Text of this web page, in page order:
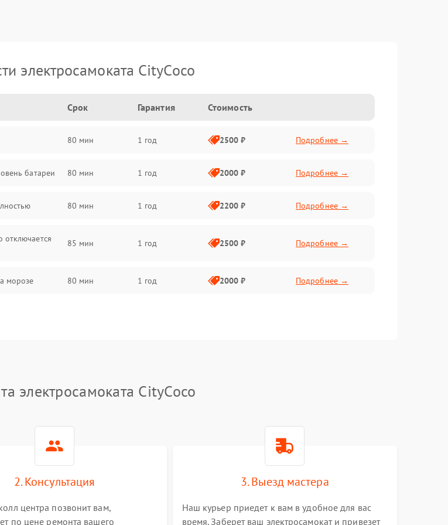
электросамоката CityCoco
Срок Гарантия Стоимость
80 мин 1 год 2500 ₽ Подробнее →
батареи 80 мин 1 год 2000 ₽ Подробнее →
80 мин 1 год 2200 ₽ Подробнее →
отключается
85 мин 1 год 2500 ₽ Подробнее →
морозе 80 мин 1 год 2000 ₽ Подробнее →
электросамоката CityCoco
2. Консультация
центра позвонит вам,
по цене ремонта вашего
3. Выезд мастера
Наш курьер приедет к вам в удобное для вас
время. Заберет ваш электросамокат и привезет